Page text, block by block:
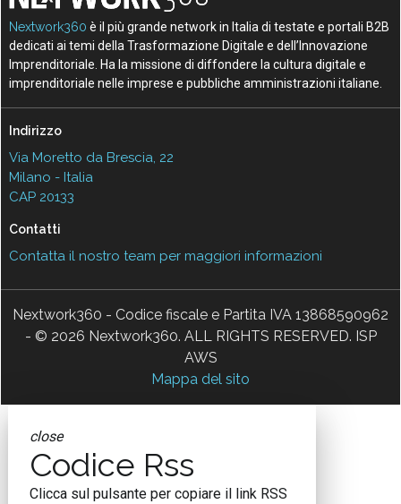
Nextwork360 è il più grande network in Italia di testate e portali B2B
dedicati ai temi della Trasformazione Digitale e dell’Innovazione
Imprenditoriale. Ha la missione di diffondere la cultura digitale e
imprenditoriale nelle imprese e pubbliche amministrazioni italiane.
Indirizzo
Via Moretto da Brescia, 22
Milano - Italia
CAP 20133
Contatti
Contatta il nostro team per maggiori informazioni
Nextwork360 - Codice fiscale e Partita IVA 13868590962
- © 2026 Nextwork360. ALL RIGHTS RESERVED. ISP
AWS
Mappa del sito
close
Codice Rss
Clicca sul pulsante per copiare il link RSS